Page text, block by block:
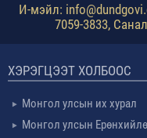
И-мэйл:
7059-3833,
ХЭРЭГЦЭЭТ ХОЛБООС
Монгол улсын их хурал
Монгол улсын